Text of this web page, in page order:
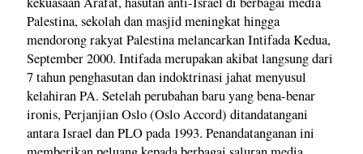
Palestina, sekolah dan masjid meningkat hingga
mendorong rakyat Palestina melancarkan Intifada Kedua,
September 2000. Intifada merupakan akibat langsung dari
7 tahun penghasutan dan indoktrinasi jahat menyusul
kelahiran PA. Setelah perubahan baru yang bena-benar
ironis, Perjanjian Oslo (Oslo Accord) ditandatangani
antara Israel dan PLO pada 1993. Penandatanganan ini